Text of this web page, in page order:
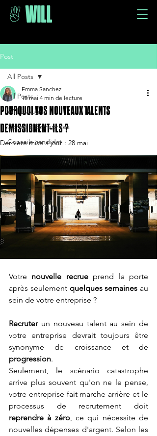
Post
All Posts
Will Espagne
Conseils Entreprises
Conseils candidat
All Posts
POURQUOI VOS NOUVEAUX TALENTS
DEMISSIONENT-ILS ?
Emma Sanchez
18 mai 4 min de lecture
Dernière mise à jour : 28 mai
Votre nouvelle recrue prend la porte
après seulement quelques semaines au
sein de votre entreprise ?
Recruter un nouveau talent au sein de
votre entreprise devrait toujours être
progression.
Seulement, le scénario catastrophe
arrive plus souvent qu'on ne le pense,
votre entreprise fait marche arrière et le
reprendre à zéro, ce qui nécessite de
nouvelles dépenses d'argent. Selon les